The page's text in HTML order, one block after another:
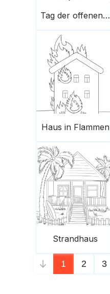
Tag der offenen Tür
Haus in Flammen
Strandhaus
1 2 3